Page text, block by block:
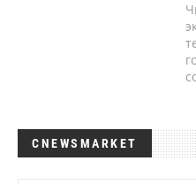
CNEWSMARKET